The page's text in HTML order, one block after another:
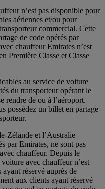
n’est pas disponible pour
aériennes et/ou pour
commercial. Cette
de code opérés par
chauffeur Emirates n’est
Première Classe et Classe
au service de voiture
du transporteur opérant le
rendre de ou à l’aéroport.
possédez un billet en partage
Zélande et l’Australie
par Emirates, ne sont pas
chauffeur. Depuis le
avec chauffeur n’est
réservé auprès de
aux clients ayant réservé